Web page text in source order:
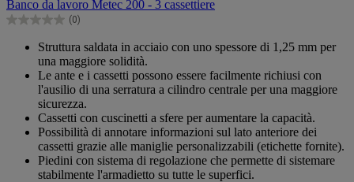
5
stelle.
Banco da lavoro Metec 200 - 3 cassettiere
(0)
0.0
Struttura saldata in acciaio con uno spessore di 1,25 mm per
una maggiore solidità.
Le ante e i cassetti possono essere facilmente richiusi con
l'ausilio di una serratura a cilindro centrale per una maggiore
sicurezza.
Cassetti con cuscinetti a sfere per aumentare la capacità.
Possibilità di annotare informazioni sul lato anteriore dei
cassetti grazie alle maniglie personalizzabili (etichette fornite).
Piedini con sistema di regolazione che permette di sistemare
stabilmente l'armadietto su tutte le superfici.